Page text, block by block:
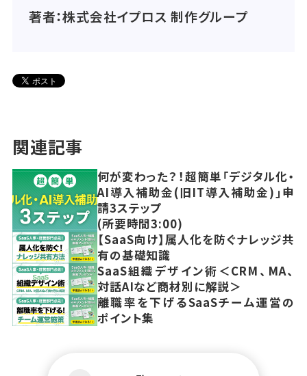
著者：株式会社イプロス 制作グループ
関連記事
何が変わった？！超簡単「デジタル化・
AI導入補助金(旧IT導入補助金)」申
請3ステップ
(所要時間3:00)
【SaaS向け】属人化を防ぐナレッジ共
有の基礎知識
SaaS組織デザイン術＜CRM、MA、
対話AIなど商材別に解説＞
離職率を下げるSaaSチーム運営の
ポイント集